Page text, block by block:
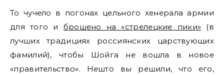
То чучело в погонах цельного хенерала армии
для того и брошено на «стрелецкие пики» (в
лучших традициях россиянских царствующих
фамилий), чтобы Шойга не вошла в новое
«правительство». Нешто вы решили, что его,